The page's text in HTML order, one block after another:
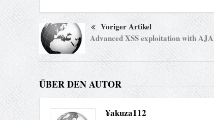
Voriger Artikel
Advanced XSS exploitation with
ÜBER DEN AUTOR
¥akuza112